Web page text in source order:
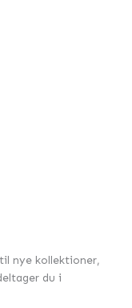
nye kollektioner,
du i